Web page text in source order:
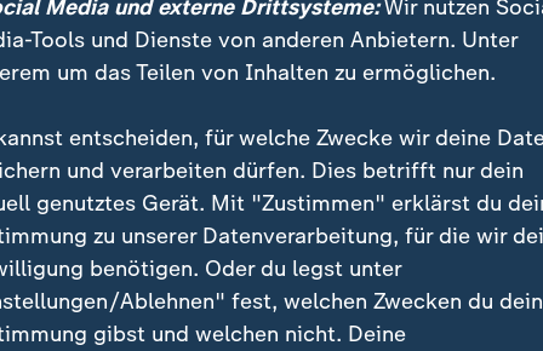
roten Koalition, müssen Erkrankte künftig bereits
vorlegen. Hausärzte äußerten bereits Kritik an dem
ab Tag eins vorgelegt
Media und externe Drittsysteme:Wir nutzen
Tools und Dienste von anderen Anbietern. Unter
um das Teilen von Inhalten zu ermöglichen.
entscheiden, für welche Zwecke wir deine
und verarbeiten dürfen. Dies betrifft nur dein
genutztes Gerät. Mit "Zustimmen" erklärst du
zu unserer Datenverarbeitung, für die wir
benötigen. Oder du legst unter
Ablehnen" fest, welchen Zwecken du
gibst und welchen nicht. Deine